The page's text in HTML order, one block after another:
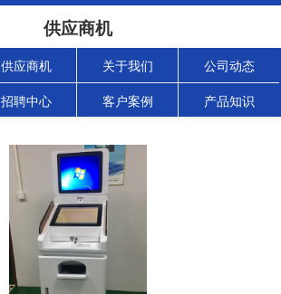
供应商机
供应商机 关于我们 公司动态
招聘中心 客户案例 产品知识